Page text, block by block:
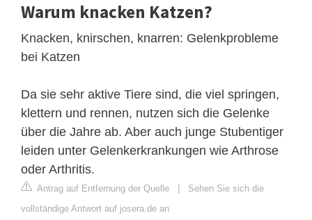
Warum knacken Katzen?
Knacken, knirschen, knarren: Gelenkprobleme
bei Katzen
Da sie sehr aktive Tiere sind, die viel springen,
klettern und rennen, nutzen sich die Gelenke
über die Jahre ab. Aber auch junge Stubentiger
leiden unter Gelenkerkrankungen wie Arthrose
oder Arthritis.
Antrag auf Entfernung der Quelle
Sehen Sie sich die
vollständige Antwort auf josera.de an